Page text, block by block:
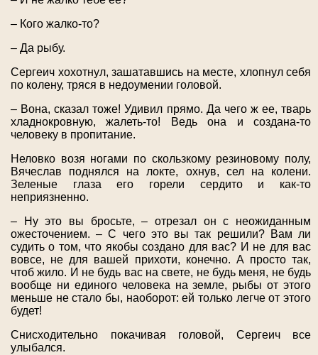
– Кого жалко-то?
– Да рыбу.
Сергеич хохотнул, зашатавшись на месте, хлопнул себя
по колену, тряся в недоумении головой.
– Вона, сказал тоже! Удивил прямо. Да чего ж ее, тварь
хладнокровную, жалеть-то! Ведь она и создана-то
человеку в пропитание.
Неловко возя ногами по скользкому резиновому полу,
Вячеслав поднялся на локте, охнув, сел на колени.
Зеленые глаза его горели сердито и как-то
неприязненно.
– Ну это вы бросьте, – отрезал он с неожиданным
ожесточением. – С чего это вы так решили? Вам ли
судить о том, что якобы создано для вас? И не для вас
вовсе, не для вашей прихоти, конечно. А просто так,
чтоб жило. И не будь вас на свете, не будь меня, не будь
вообще ни единого человека на земле, рыбы от этого
меньше не стало бы, наоборот: ей только легче от этого
будет!
Снисходительно покачивая головой, Сергеич все
улыбался.